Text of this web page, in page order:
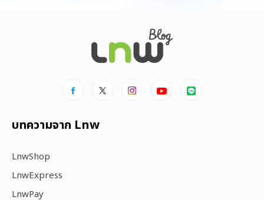
บทความจาก Lnw
LnwShop
LnwExpress
LnwPay